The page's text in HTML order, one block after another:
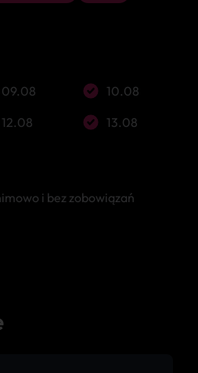
09.08
10.08
12.08 13.08
i bez zobowiązań